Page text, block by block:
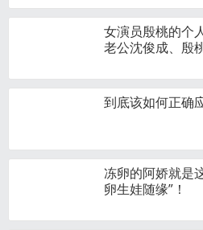
女演员殷桃的个
老公沈俊成、殷
到底该如何正确
冻卵的阿娇就是
卵生娃随缘”！